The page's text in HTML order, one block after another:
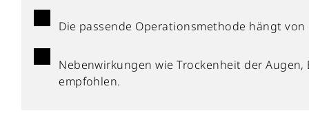
Die passende Operationsmethode hängt
Nebenwirkungen wie Trockenheit der
empfohlen.